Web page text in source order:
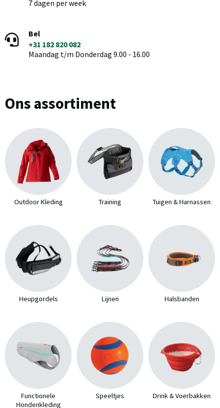
7 dagen per week
Bel
+31 182 820 082
Maandag t/m Donderdag 9.00 - 16.00
Ons assortiment
Outdoor Kleding Training Tuigen & Harnassen
Heupgordels Lijnen Halsbanden
Functionele
Hondenkleding
Speeltjes Drink & Voerbakken